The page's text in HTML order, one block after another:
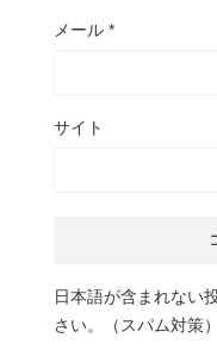
メール *
サイト
日本語が含まれない
さい。（スパム対策）